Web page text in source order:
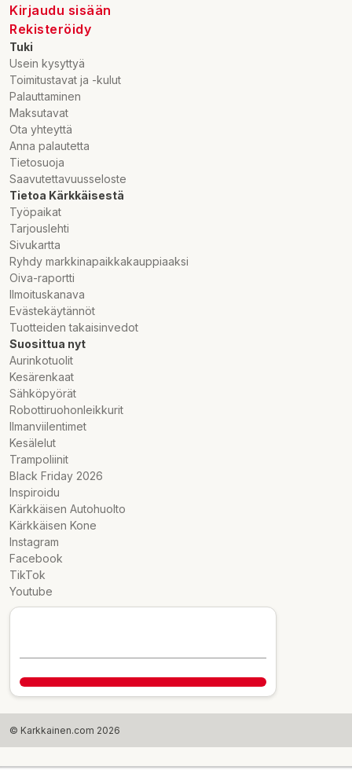
Kirjaudu sisään
Rekisteröidy
Tuki
Usein kysyttyä
Toimitustavat ja -kulut
Palauttaminen
Maksutavat
Ota yhteyttä
Anna palautetta
Tietosuoja
Saavutettavuusseloste
Tietoa Kärkkäisestä
Työpaikat
Tarjouslehti
Sivukartta
Ryhdy markkinapaikkakauppiaaksi
Oiva-raportti
Ilmoituskanava
Evästekäytännöt
Tuotteiden takaisinvedot
Suosittua nyt
Aurinkotuolit
Kesärenkaat
Sähköpyörät
Robottiruohonleikkurit
Ilmanviilentimet
Kesälelut
Trampoliinit
Black Friday 2026
Inspiroidu
Kärkkäisen Autohuolto
Kärkkäisen Kone
Instagram
Facebook
TikTok
Youtube
© Karkkainen.com 2026